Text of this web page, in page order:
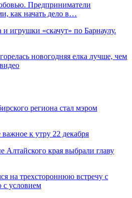
Предприниматели
как начать дело в…
игрушки «скачут» по Барнаулу.
новогодняя елка лучше, чем
региона стал мэром
к утру 22 декабря
Алтайского края выбрали главу
на трехстороннюю встречу с
условием